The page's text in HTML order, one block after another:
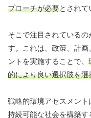
プローチが必要とされて
そこで注目されている
す。これは、政策、計
ントを実施することで、
的により良い選択肢を
戦略的環境アセスメント
持続可能な社会を構築